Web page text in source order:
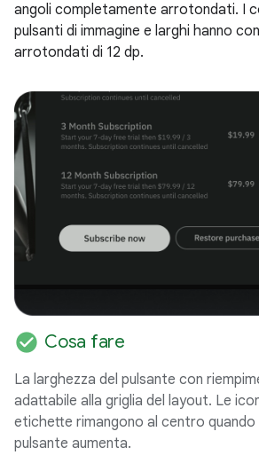
angoli completamente arrotondati. I
pulsanti di immagine e larghi hanno
arrotondati di 12 dp.
check_circle Cosa fare
La larghezza del pulsante con
adattabile alla griglia del layout. Le
etichette rimangono al centro quando
pulsante aumenta.